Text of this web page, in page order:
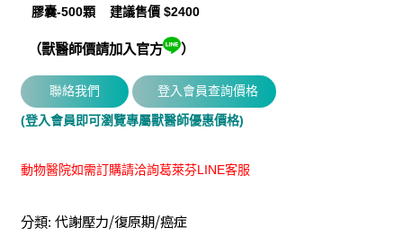
膠囊-500顆 建議售價 $2400
（獸醫師價請加入官方 ）
(登入會員即可瀏覽專屬獸醫師優惠價格)
動物醫院如需訂購請洽詢葛萊芬LINE客服
分類: 代謝壓力/復原期/癌症